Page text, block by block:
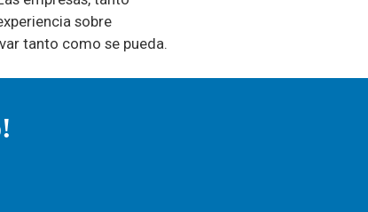
sobre
tanto como se pueda.